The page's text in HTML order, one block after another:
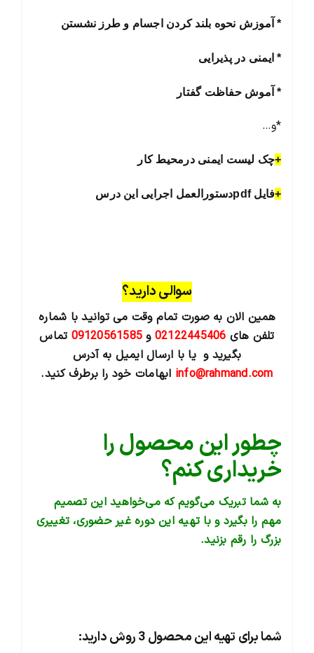
* آموزش نحوه بلند کردن اجسام و طرز نشستن
* ایمنی در پذیرایی
* آموش حفاظت گفتار
*و…
+چک لیست ایمنی درمحیط کار
+فایل pdfدستورالعمل اجرایی این درس
سوالی دارید؟
همین الان به صورت تمام وقت می توانید با شماره
تلفن های 02122445406 و 09120561585 تماس
بگیرید و یا با ارسال ایمیل به آدرس
info@rahmand.com ابهامات خود را برطرف کنید.
چطور این محصول را
خریداری کنم؟
به شما تبریک می‌گویم که می‌خواهید این تصمیم
مهم را بگیرد و با تهیه این دوره غیر حضوری، تغییری
بزرگ را رقم بزنید.
شما برای تهیه این محصول 3 روش دارید: